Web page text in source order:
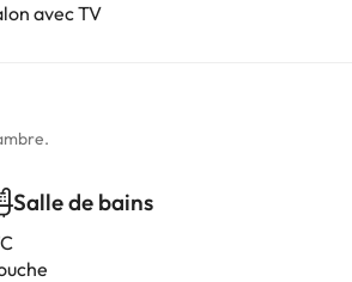
avec TV
Salle de bains